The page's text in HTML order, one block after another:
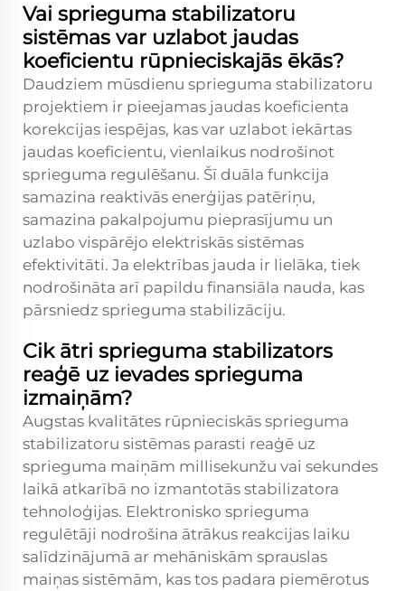
Vai sprieguma stabilizatoru
sistēmas var uzlabot jaudas
koeficientu rūpnieciskajās ēkās?
Daudziem mūsdienu sprieguma stabilizatoru
projektiem ir pieejamas jaudas koeficienta
korekcijas iespējas, kas var uzlabot iekārtas
jaudas koeficientu, vienlaikus nodrošinot
sprieguma regulēšanu. Šī duāla funkcija
samazina reaktivās enerģijas patēriņu,
samazina pakalpojumu pieprasījumu un
uzlabo vispārējo elektriskās sistēmas
efektivitāti. Ja elektrības jauda ir lielāka, tiek
nodrošināta arī papildu finansiāla nauda, kas
pārsniedz sprieguma stabilizāciju.
Cik ātri sprieguma stabilizators
reaģē uz ievades sprieguma
izmaiņām?
Augstas kvalitātes rūpnieciskās sprieguma
stabilizatoru sistēmas parasti reaģē uz
sprieguma maiņām millisekunžu vai sekundes
laikā atkarībā no izmantotās stabilizatora
tehnoloģijas. Elektronisko sprieguma
regulētāji nodrošina ātrākus reakcijas laiku
salīdzinājumā ar mehāniskām sprauslas
maiņas sistēmām, kas tos padara piemērotus